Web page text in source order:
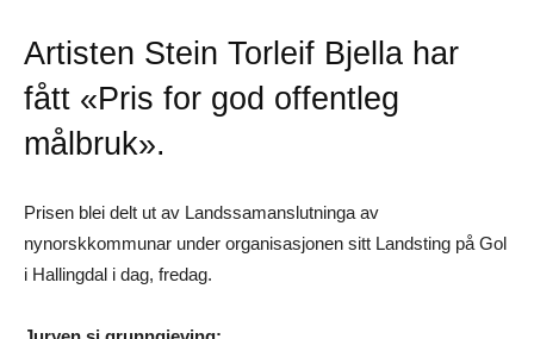
Artisten Stein Torleif Bjella har
fått «Pris for god offentleg
målbruk».
Prisen blei delt ut av Landssamanslutninga av
nynorskkommunar under organisasjonen sitt Landsting på Gol
i Hallingdal i dag, fredag.